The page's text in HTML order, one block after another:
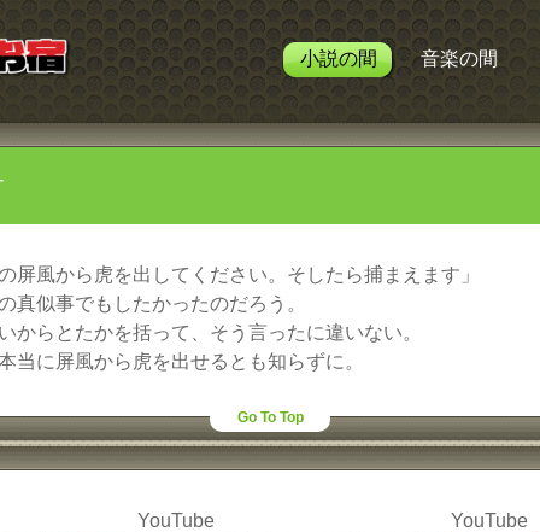
小説の間 音楽の間
屏風から虎を出してください。そしたら捕まえます」
真似事でもしたかったのだろう。
からとたかを括って、そう言ったに違いない。
当に屏風から虎を出せるとも知らずに。
Go To Top
YouTube YouTube